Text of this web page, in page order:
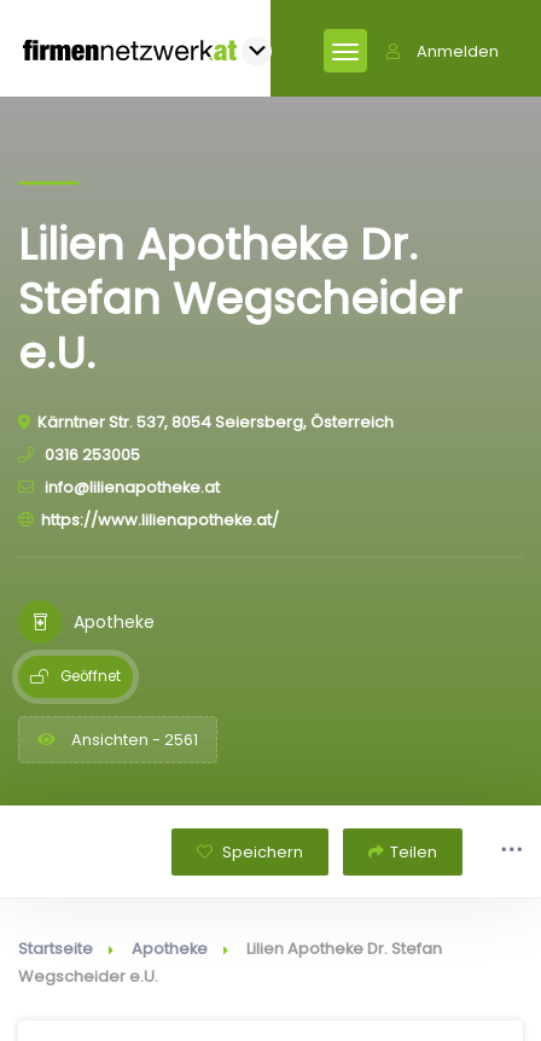
Anmelden
Lilien Apotheke Dr.
Stefan Wegscheider
e.U.
Kärntner Str. 537, 8054 Seiersberg, Österreich
0316 253005
info@lilienapotheke.at
https://www.lilienapotheke.at/
Apotheke
Geöffnet
Ansichten - 2561
Speichern Teilen
Startseite Apotheke
Lilien Apotheke Dr. Stefan
Wegscheider e.U.